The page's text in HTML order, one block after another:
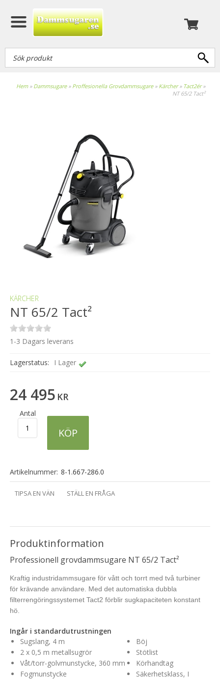
Hem» Dammsugare» Proffesionella Grovdammsugare» Kärcher» Tact2ér»
NT 65/2 Tact²
KÄRCHER
NT 65/2 Tact²
1-3 Dagars leverans
Lagerstatus: I Lager
24 495 KR
Antal
KÖP
Artikelnummer: 8-1.667-286.0
TIPSA EN VÄN STÄLL EN FRÅGA
Produktinformation
Professionell grovdammsugare NT 65/2 Tact²
Kraftig industridammsugare för vått och torrt med två turbiner
för krävande användare. Med det automatiska dubbla
filterrengöringssystemet Tact2 förblir sugkapaciteten konstant
hö.
Ingår i standardutrustningen
Sugslang, 4 m
2 x 0,5 m metallsugrör
Våt/torr-golvmunstycke, 360 mm
Fogmunstycke
Böj
Stötlist
Körhandtag
Säkerhetsklass, I